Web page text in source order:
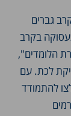
גברים
על כ-84 אחוזים, ושיעורי התעסוקה בקרב
"חברת הלומדים",
לכת. עם
להתמודד